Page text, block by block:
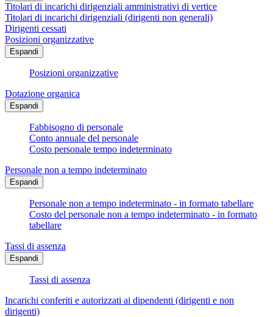
Titolari di incarichi dirigenziali amministrativi di vertice
Titolari di incarichi dirigenziali (dirigenti non generali)
Dirigenti cessati
Posizioni organizzative
Espandi
Posizioni organizzative
Dotazione organica
Espandi
Fabbisogno di personale
Conto annuale del personale
Costo personale tempo indeterminato
Personale non a tempo indeterminato
Espandi
Personale non a tempo indeterminato - in formato tabellare
Costo del personale non a tempo indeterminato - in formato
tabellare
Tassi di assenza
Espandi
Tassi di assenza
Incarichi conferiti e autorizzati ai dipendenti (dirigenti e non
dirigenti)